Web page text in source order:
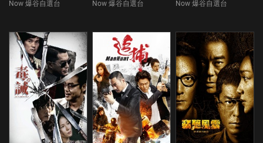
Now 爆谷自選台 Now 爆谷自選台 Now 爆谷自選台